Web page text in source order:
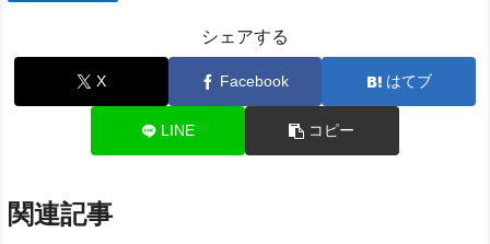
シェアする
X Facebook はてブ
LINE コピー
関連記事